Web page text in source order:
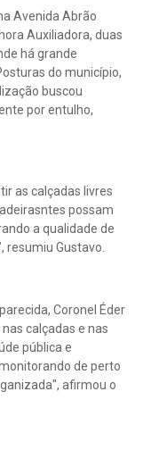
Avenida Abrão
Auxiliadora, duas
há grande
do município,
buscou
por entulho,
as calçadas livres
possam
a qualidade de
resumiu Gustavo.
Coronel Éder
calçadas e nas
pública e
de perto
afirmou o